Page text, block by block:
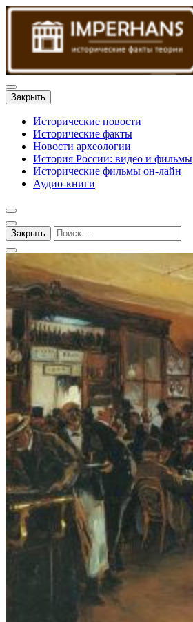
Закрыть
Исторические новости
Исторические факты
Новости археологии
История России: видео и фильмы
Исторические фильмы он-лайн
Аудио-книги
Закрыть